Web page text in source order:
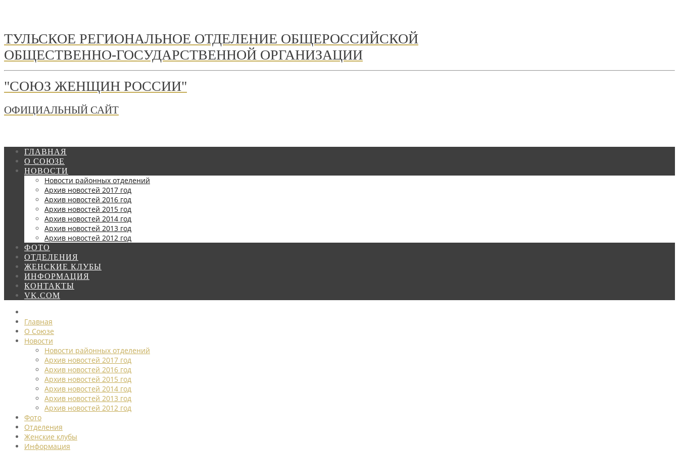
ТУЛЬСКОЕ РЕГИОНАЛЬНОЕ ОТДЕЛЕНИЕ ОБЩЕРОССИЙСКОЙ
ОБЩЕСТВЕННО-ГОСУДАРСТВЕННОЙ ОРГАНИЗАЦИИ
"СОЮЗ ЖЕНЩИН РОССИИ"
ОФИЦИАЛЬНЫЙ САЙТ
ГЛАВНАЯ
О СОЮЗЕ
НОВОСТИ
Новости районных отделений
Архив новостей 2017 год
Архив новостей 2016 год
Архив новостей 2015 год
Архив новостей 2014 год
Архив новостей 2013 год
Архив новостей 2012 год
ФОТО
ОТДЕЛЕНИЯ
ЖЕНСКИЕ КЛУБЫ
ИНФОРМАЦИЯ
КОНТАКТЫ
VK.COM
Главная
О Союзе
Новости
Новости районных отделений
Архив новостей 2017 год
Архив новостей 2016 год
Архив новостей 2015 год
Архив новостей 2014 год
Архив новостей 2013 год
Архив новостей 2012 год
Фото
Отделения
Женские клубы
Информация